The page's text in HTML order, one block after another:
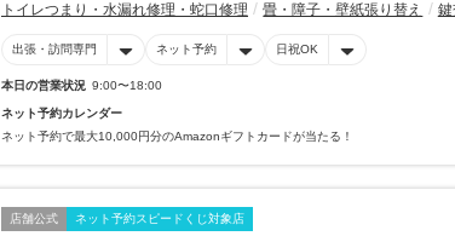
トイレつまり・水漏れ修理・蛇口修理
畳・障子・壁紙張り替え 鍵
出張・訪問専門 ネット予約 日祝OK
本日の営業状況 9:00〜18:00
ネット予約カレンダー
ネット予約で最大10,000円分のAmazonギフトカードが当たる！
店舗公式 ネット予約スピードくじ対象店